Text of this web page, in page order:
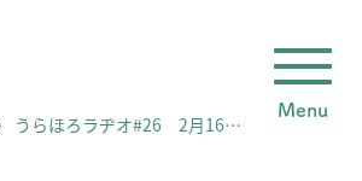
Menu
うらほろラヂオ#26 2月16…